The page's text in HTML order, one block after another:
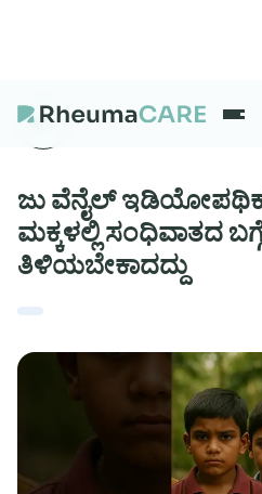
What we treat
Our Centres
Careers
ಜು ವೆನೈಲ್
ಮಕ್ಕಳಲ್ಲಿ ಸಂಧಿವಾತದ
ತಿಳಿಯಬೇಕಾದದ್ದು